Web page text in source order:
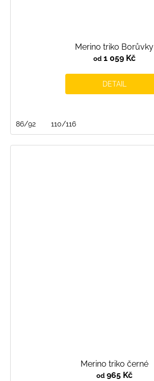
Merino triko Borůvky
od1 059 Kč
DETAIL
86/92 110/116
Merino triko černé
od965 Kč